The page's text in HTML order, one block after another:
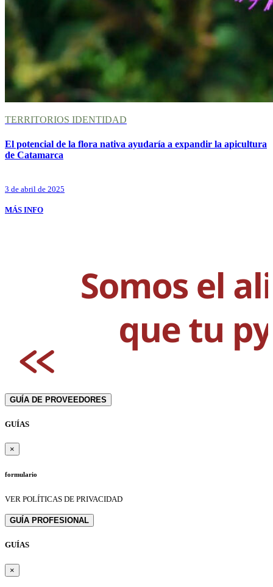
TERRITORIOS IDENTIDAD
El potencial de la flora nativa ayudaría a expandir la apicultura
de Catamarca
3 de abril de 2025
MÁS INFO
GUÍA DE PROVEEDORES
GUÍAS
×
formulario
VER POLÍTICAS DE PRIVACIDAD
GUÍA PROFESIONAL
GUÍAS
×